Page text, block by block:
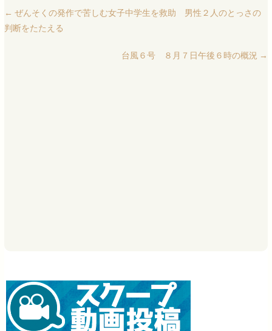
← ぜんそくの発作で苦しむ女子中学生を救助 男性２人のとっさの
判断をたたえる
台風６号 ８月７日午後６時の概況 →